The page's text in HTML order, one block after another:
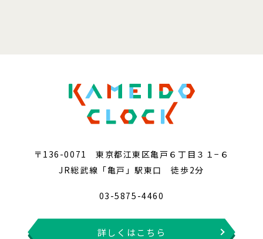
〒136-0071 東京都江東区亀戸６丁目３１−６
JR総武線「亀戸」駅東口 徒歩2分
03-5875-4460
詳しくはこちら